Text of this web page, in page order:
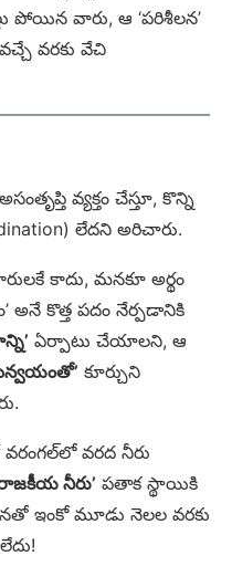
పోయిన వారు, ఆ ‘పరిశీలన’
వరకు వేచి
వ్యక్తం చేస్తూ, కొన్ని
లేదని అరిచారు.
కాదు, మనకూ అర్థం
అనే కొత్త పదం నేర్పడానికి
ఏర్పాటు చేయాలని, ఆ
కూర్చుని
వరద నీరు
నీరు’ పతాక స్థాయికి
ఇంకో మూడు నెలల వరకు